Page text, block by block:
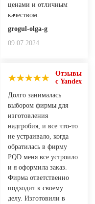
ценами и отличным
качеством.
grogul-olga-g
09.07.2024
Отзывы
с Yandex
Долго занималась
выбором фирмы для
изготовления
надгробия, и все что-то
не устраивало, когда
обратилась в фирму
PQD меня все устроило
и я оформила заказ.
Фирма ответственно
подходит к своему
делу. Изготовили в